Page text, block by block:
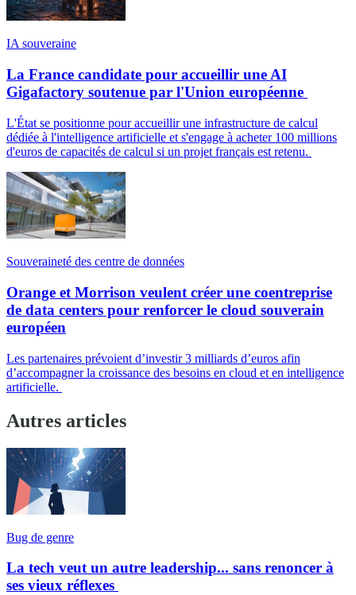
IA souveraine
La France candidate pour accueillir une AI
Gigafactory soutenue par l'Union européenne
L'État se positionne pour accueillir une infrastructure de calcul
dédiée à l'intelligence artificielle et s'engage à acheter 100 millions
d'euros de capacités de calcul si un projet français est retenu.
Souveraineté des centre de données
Orange et Morrison veulent créer une coentreprise
de data centers pour renforcer le cloud souverain
européen
Les partenaires prévoient d’investir 3 milliards d’euros afin
d’accompagner la croissance des besoins en cloud et en intelligence
artificielle.
Autres articles
Bug de genre
La tech veut un autre leadership... sans renoncer à
ses vieux réflexes